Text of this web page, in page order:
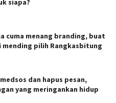
siapa?
cuma menang branding, buat
mending pilih Rangkasbitung
dan hapus pesan,
yang meringankan hidup